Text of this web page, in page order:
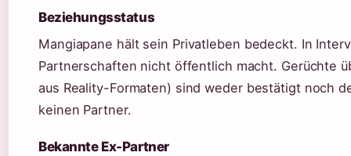
Beziehungsstatus
Mangiapane hält sein Privatleben bedeckt. In
Partnerschaften nicht öffentlich macht. Gerüchte
aus Reality-Formaten) sind weder bestätigt noch
keinen Partner.
Bekannte Ex-Partner